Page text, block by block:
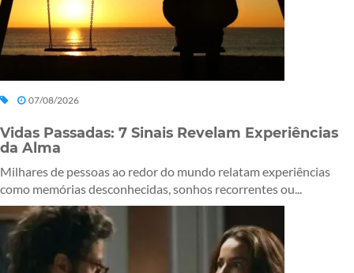
07/08/2026
Vidas Passadas: 7 Sinais Revelam Experiências
da Alma
Milhares de pessoas ao redor do mundo relatam experiências
como memórias desconhecidas, sonhos recorrentes ou...